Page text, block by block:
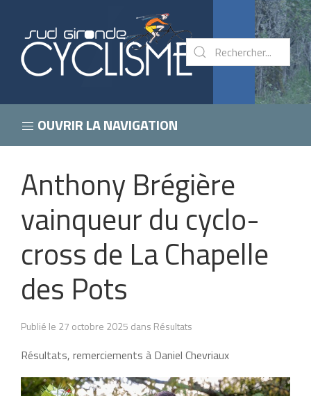
OUVRIR LA NAVIGATION
Anthony Brégière
vainqueur du cyclo-
cross de La Chapelle
des Pots
Publié le 27 octobre 2025 dans Résultats
Résultats, remerciements à Daniel Chevriaux